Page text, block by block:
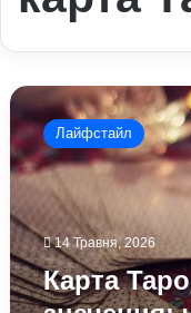
Карта
Таро
«Ієрофант»
значення:
чому
на
ній
акцентують
увагу
і
Лайфстайл
14 Травня, 2026
Карта